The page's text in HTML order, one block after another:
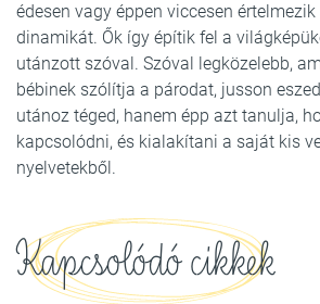
édesen vagy éppen viccesen
dinamikát. Ők így építik fel a
utánzott szóval. Szóval legközelebb,
bébinek szólítja a párodat, jusson
utánoz téged, hanem épp azt tanulja,
kapcsolódni, és kialakítani a saját kis
nyelvetekből.
Kapcsolódó cikkek